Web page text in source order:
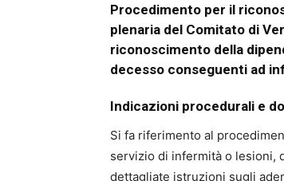
Procedimento per il
plenaria del Comitato di
riconoscimento della
decesso conseguenti ad
Indicazioni procedurali e
Si fa riferimento al
servizio di infermità o lesioni,
dettagliate istruzioni sugli